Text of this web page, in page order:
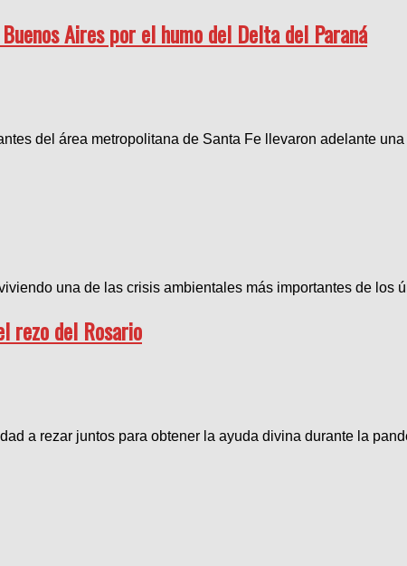
Aires por el humo del Delta del Paraná
del área metropolitana de Santa Fe llevaron adelante
una de las crisis ambientales más importantes de los
rezo del Rosario
a rezar juntos para obtener la ayuda divina durante la